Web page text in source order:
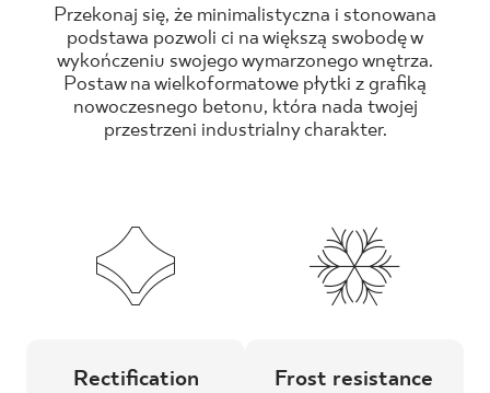
Przekonaj się, że minimalistyczna i stonowana
podstawa pozwoli ci na większą swobodę w
wykończeniu swojego wymarzonego wnętrza.
Postaw na wielkoformatowe płytki z grafiką
nowoczesnego betonu, która nada twojej
przestrzeni industrialny charakter.
Rectification Frost resistance